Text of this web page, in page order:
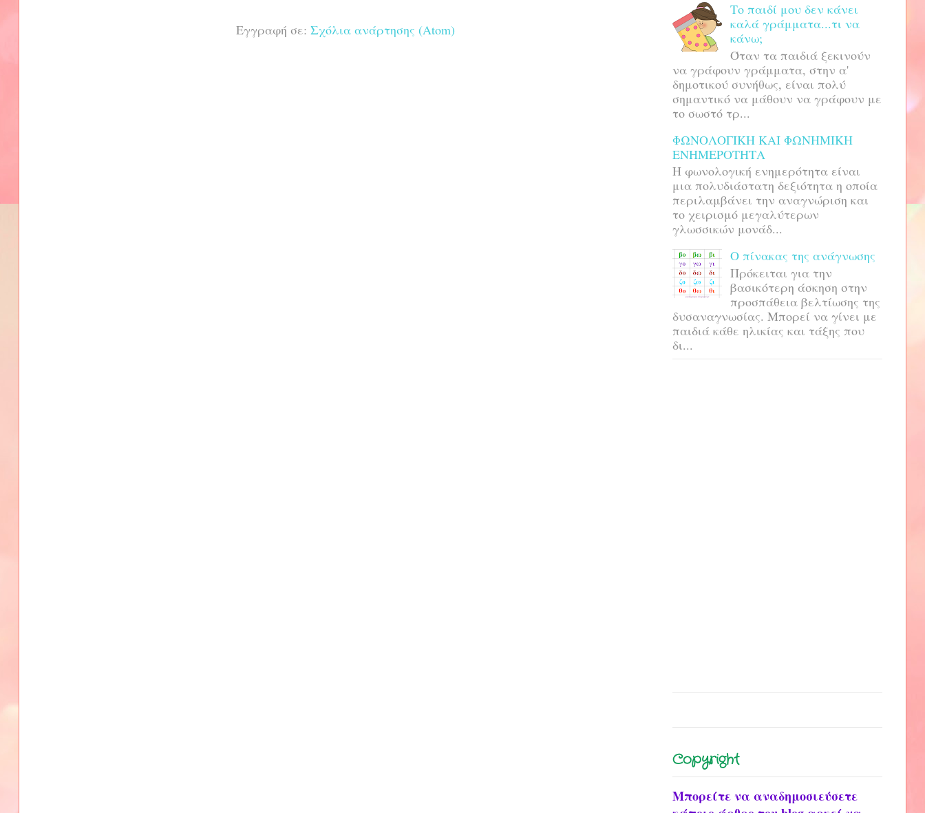
Εγγραφή σε: Σχόλια ανάρτησης (Atom)
Το παιδί μου δεν κάνει
καλά γράμματα...τι να
κάνω;
Όταν τα παιδιά ξεκινούν
να γράφουν γράμματα, στην α'
δημοτικού συνήθως, είναι πολύ
σημαντικό να μάθουν να γράφουν με
το σωστό τρ...
ΦΩΝΟΛΟΓΙΚΗ ΚΑΙ ΦΩΝΗΜΙΚΗ
ΕΝΗΜΕΡΟΤΗΤΑ
H φωνολογική ενημερότητα είναι
μια πολυδιάστατη δεξιότητα η οποία
περιλαμβάνει την αναγνώριση και
το χειρισμό μεγαλύτερων
γλωσσικών μονάδ...
Ο πίνακας της ανάγνωσης
Πρόκειται για την
βασικότερη άσκηση στην
προσπάθεια βελτίωσης της
δυσαναγνωσίας. Μπορεί να γίνει με
παιδιά κάθε ηλικίας και τάξης που
δι...
Copyright
Μπορείτε να αναδημοσιεύσετε